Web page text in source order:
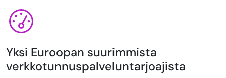
Yksi Euroopan suurimmista
verkkotunnuspalveluntarjoajista